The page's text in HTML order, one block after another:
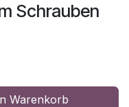
Schrauben
Warenkorb